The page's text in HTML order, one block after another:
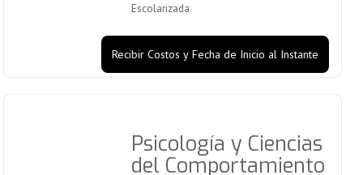
Escolarizada
Recibir Costos y Fecha de Inicio al Instante
Psicología y Ciencias
del Comportamiento